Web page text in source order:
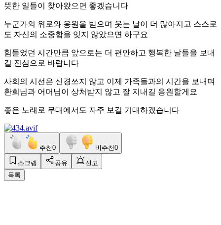
뜻한 일들이 찾아왔으면 좋겠습니다
누군가의 위로와 응원을 받으며 웃는 날이 더 많아지고 스스로
도 자신의 소중함을 잊지 않았으면 하구요
힘들었던 시간만큼 앞으로는 더 편안하고 행복한 날들을 보내
길 진심으로 바랍니다
사회의 시선은 신경쓰지 않고 이제 가족들과의 시간을 보내며
환희님과 어머님이 상처받지 않고 잘 지내길 응원할게요
좋은 노래로 무대에서도 자주 보길 기대하겠습니다
추천0 비추천0
스크랩 공유
신고
목록